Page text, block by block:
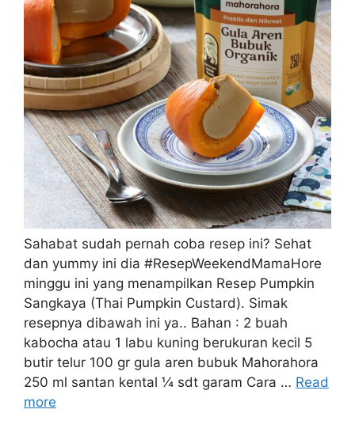
Sahabat sudah pernah coba resep ini? Sehat
dan yummy ini dia #ResepWeekendMamaHore
minggu ini yang menampilkan Resep Pumpkin
Sangkaya (Thai Pumpkin Custard). Simak
resepnya dibawah ini ya.. Bahan : 2 buah
kabocha atau 1 labu kuning berukuran kecil 5
butir telur 100 gr gula aren bubuk Mahorahora
250 ml santan kental ¼ sdt garam Cara … Read
more